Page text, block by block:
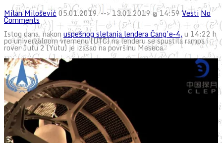
Milan Milošević 05.01.2019. --> 13.01.2019 @ 14:59 Vesti No
Comments
Istog dana, nakon uspešnog sletanja lendera Čang’e-4, u 14:22 h
po univerzalnom vremenu (UTC) na lenderu se spustila rampa i
rover Jutu 2 (Yutu) je izašao na površinu Meseca.